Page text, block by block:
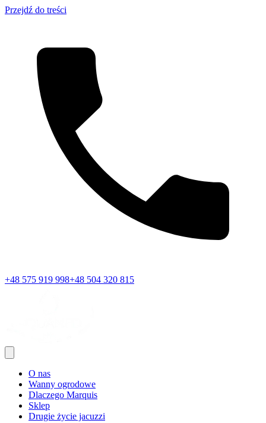
Przejdź do treści
+48 575 919 998+48 504 320 815
O nas
Wanny ogrodowe
Dlaczego Marquis
Sklep
Drugie życie jacuzzi